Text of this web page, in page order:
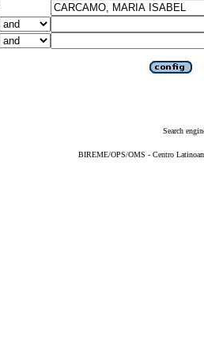
Search
BIREME/OPS/OMS - Centro